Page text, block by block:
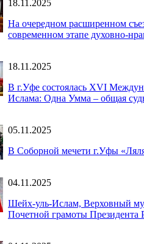
18.11.2025
На очередном расширенном
современном этапе духовно-
18.11.2025
В г.Уфе состоялась XVI
Ислама: Одна Умма – общая
05.11.2025
В Соборной мечети г.Уфы
04.11.2025
Шейх-уль-Ислам, Верховный
Почетной грамоты Президента